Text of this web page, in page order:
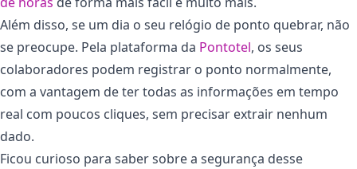
Além disso, se um dia o seu relógio de ponto quebrar, não
se preocupe. Pela plataforma da Pontotel, os seus
colaboradores podem registrar o ponto normalmente,
com a vantagem de ter todas as informações em tempo
real com poucos cliques, sem precisar extrair nenhum
dado.
Ficou curioso para saber sobre a segurança desse